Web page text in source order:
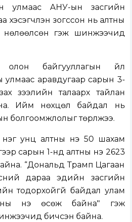
улмаас АНУ-ын засгийн
хэсэгчлэн зогссон нь алтны
нөлөөлсөн гэж шинжээчид
байгууллагын үйл
улмаас аравдугаар сарын 3-
зээлийн талаарх тайлан
Ийм нөхцөл байдал нь
болгоомжлолыг төрүүлжээ.
унц алтны үнэ 50 шахам
сарын 1-нд алтны үнэ 2623
“Дональд Трамп Цагаан
дараа эдийн засгийн
тодорхойгүй байдал улам
үнэ өсөж байна" гэж
бичсэн байна.